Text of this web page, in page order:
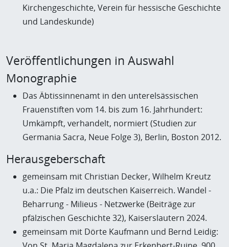
Kirchengeschichte, Verein für hessische Geschichte
und Landeskunde)
Veröffentlichungen in Auswahl
Monographie
Das Äbtissinnenamt in den unterelsässischen
Frauenstiften vom 14. bis zum 16. Jahrhundert:
Umkämpft, verhandelt, normiert (Studien zur
Germania Sacra, Neue Folge 3), Berlin, Boston 2012.
Herausgeberschaft
gemeinsam mit Christian Decker, Wilhelm Kreutz
u.a.: Die Pfalz im deutschen Kaiserreich. Wandel -
Beharrung - Milieus - Netzwerke (Beiträge zur
pfälzischen Geschichte 32), Kaiserslautern 2024.
gemeinsam mit Dörte Kaufmann und Bernd Leidig: